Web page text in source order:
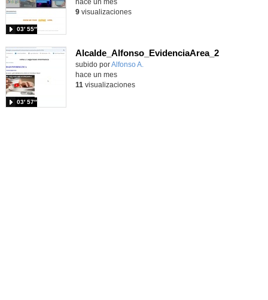
03′ 55″
hace un mes
9visualizaciones
Alcalde_Alfonso_EvidenciaArea_2
Contenido educativo.
subido porAlfonso A.
03′ 57″
hace un mes
11 visualizaciones